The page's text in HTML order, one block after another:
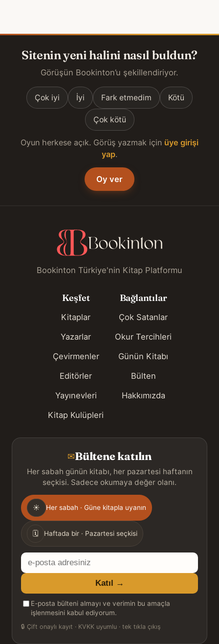
Sitenin yeni halini nasıl buldun?
Görüşün Bookinton’u şekillendiriyor.
Çok iyi İyi Fark etmedim Kötü
Çok kötü
Oyun herkese açık. Görüş yazmak için üye girişi
yap.
Oy ver
Bookinton Türkiye'nin Kitap Platformu
Keşfet
Kitaplar
Yazarlar
Çevirmenler
Editörler
Yayınevleri
Kitap Kulüpleri
Bağlantılar
Çok Satanlar
Okur Tercihleri
Günün Kitabı
Bülten
Hakkımızda
✉Bültene katılın
Her sabah günün kitabı, her pazartesi haftanın
seçkisi. Sadece okumaya değer olanı.
Gönderim
sıklığı
☀ Her sabah · Güne kitapla uyanın
🗓 Haftada bir · Pazartesi seçkisi
E-
posta
adresiniz
Katıl →
E-posta bülteni almayı ve verimin bu amaçla
işlenmesini kabul ediyorum.
🔒 Çift onaylı kayıt · KVKK uyumlu · tek tıkla çıkış